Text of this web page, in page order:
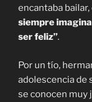
encantaba
siempre
ser feliz”.
Por un tío,
adolescencia de
se conocen muy